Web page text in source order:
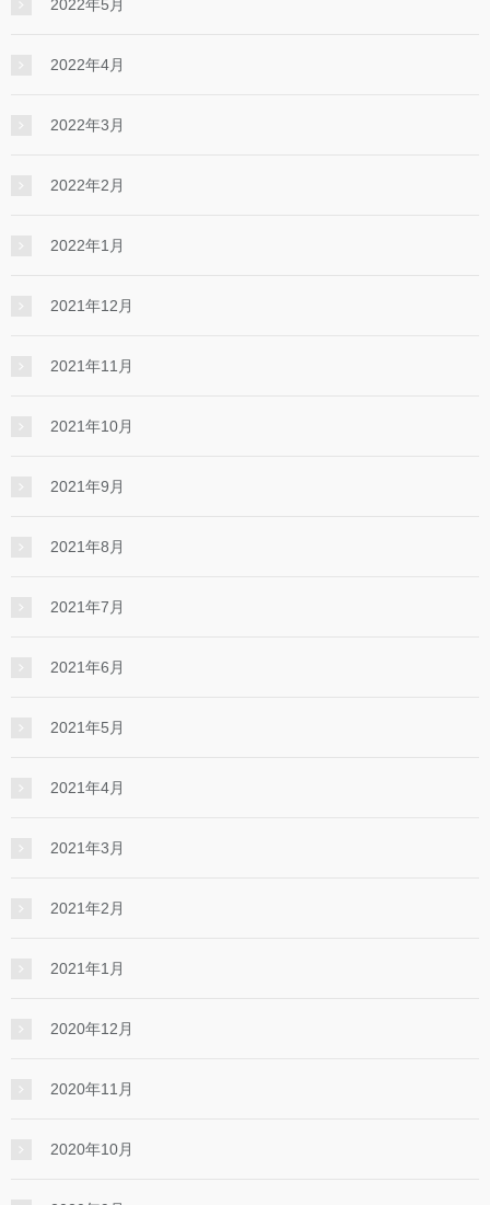
2022年5月
2022年4月
2022年3月
2022年2月
2022年1月
2021年12月
2021年11月
2021年10月
2021年9月
2021年8月
2021年7月
2021年6月
2021年5月
2021年4月
2021年3月
2021年2月
2021年1月
2020年12月
2020年11月
2020年10月